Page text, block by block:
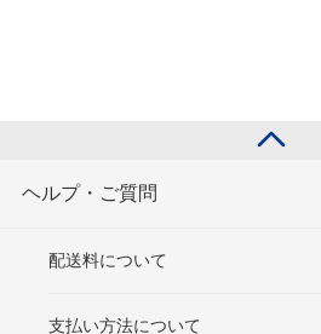
ヘルプ・ご質問
配送料について
支払い方法について